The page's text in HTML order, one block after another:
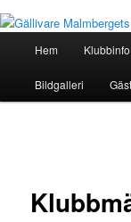
Hoppa
till
Hem Klubbinfo
Bildgalleri